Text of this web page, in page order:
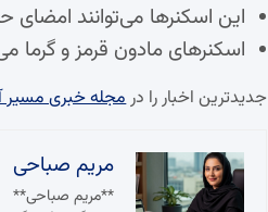
این اسکنرها می‌توانند امضای
اسکنرهای مادون قرمز و گرما
جدیدترین اخبار را درمجله خبری مسیر
مریم صباحی
**مریم صباحی**